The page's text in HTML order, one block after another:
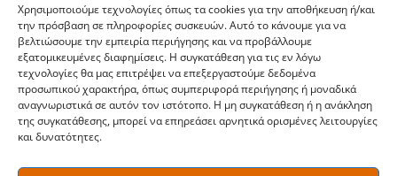
Χρησιμοποιούμε τεχνολογίες όπως τα cookies για την αποθήκευση ή/και
την πρόσβαση σε πληροφορίες συσκευών. Αυτό το κάνουμε για να
βελτιώσουμε την εμπειρία περιήγησης και να προβάλλουμε
εξατομικευμένες διαφημίσεις. Η συγκατάθεση για τις εν λόγω
τεχνολογίες θα μας επιτρέψει να επεξεργαστούμε δεδομένα
προσωπικού χαρακτήρα, όπως συμπεριφορά περιήγησης ή μοναδικά
αναγνωριστικά σε αυτόν τον ιστότοπο. Η μη συγκατάθεση ή η ανάκληση
της συγκατάθεσης, μπορεί να επηρεάσει αρνητικά ορισμένες λειτουργίες
και δυνατότητες.
Ποια είναι η συνηθισμένη
συχνότητα που πρέπει να
γίνεται το κλάδεμα της
ελιάς;